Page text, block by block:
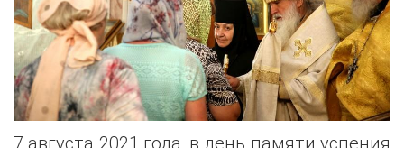
7 августа 2021 года, в день памяти успения